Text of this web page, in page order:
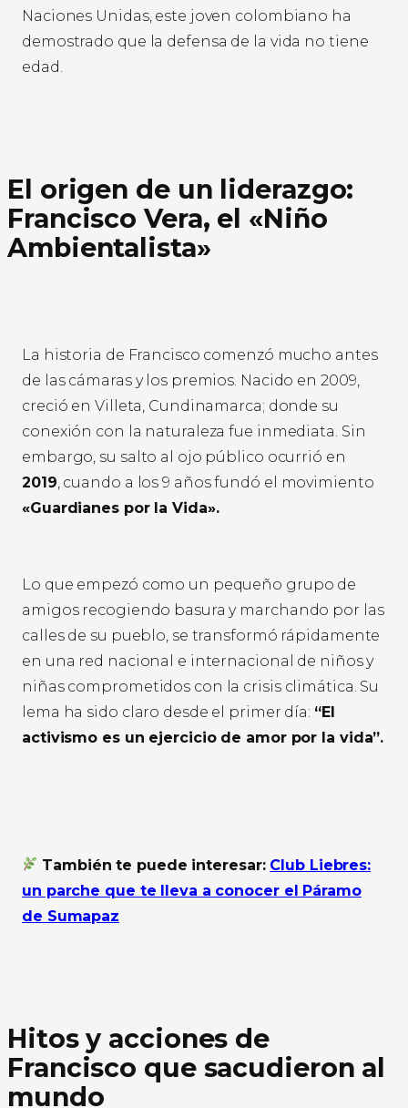
Naciones Unidas, este joven colombiano ha
demostrado que la defensa de la vida no tiene
edad.
El origen de un liderazgo:
Francisco Vera, el «Niño
Ambientalista»
La historia de Francisco comenzó mucho antes
de las cámaras y los premios. Nacido en 2009,
creció en Villeta, Cundinamarca; donde su
conexión con la naturaleza fue inmediata. Sin
embargo, su salto al ojo público ocurrió en
2019, cuando a los 9 años fundó el movimiento
«Guardianes por la Vida».
Lo que empezó como un pequeño grupo de
amigos recogiendo basura y marchando por las
calles de su pueblo, se transformó rápidamente
en una red nacional e internacional de niños y
niñas comprometidos con la crisis climática. Su
lema ha sido claro desde el primer día: “El
activismo es un ejercicio de amor por la vida”.
También te puede interesar: Club Liebres:
un parche que te lleva a conocer el Páramo
de Sumapaz
Hitos y acciones de
Francisco que sacudieron al
mundo